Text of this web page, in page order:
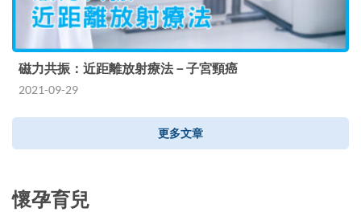
磁力共振：近距離放射療法－子宮頸癌
2021-09-29
更多文章
懷孕育兒